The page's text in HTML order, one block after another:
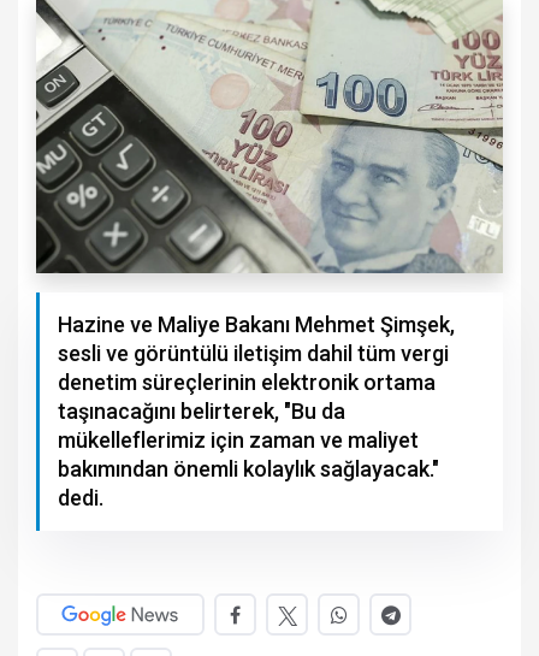
Hazine ve Maliye Bakanı Mehmet Şimşek,
sesli ve görüntülü iletişim dahil tüm vergi
denetim süreçlerinin elektronik ortama
taşınacağını belirterek, "Bu da
mükelleflerimiz için zaman ve maliyet
bakımından önemli kolaylık sağlayacak."
dedi.